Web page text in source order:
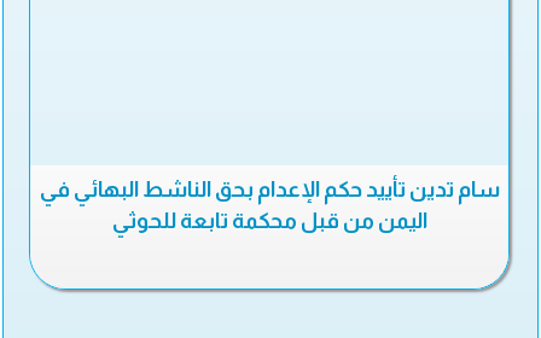
سام تدين تأييد حكم الإعدام بحق الناشط البهائي في
اليمن من قبل محكمة تابعة للحوثي